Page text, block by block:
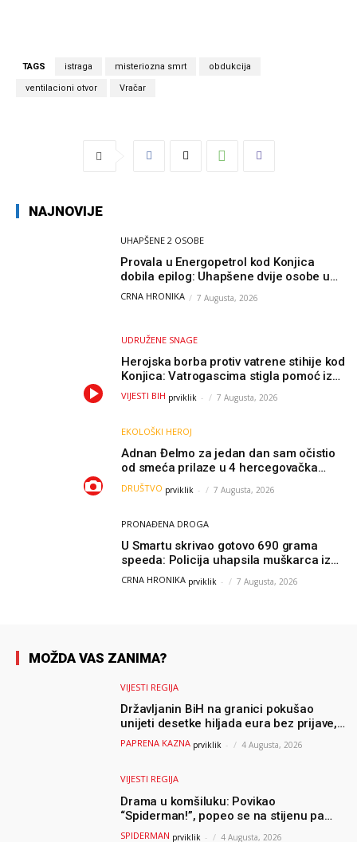
TAGS istraga misteriozna smrt obdukcija
ventilacioni otvor Vračar
NAJNOVIJE
UHAPŠENE 2 OSOBE
Provala u Energopetrol kod Konjica
dobila epilog: Uhapšene dvije osobe u
Čapljini i Jablanici
CRNA HRONIKA 7 Augusta, 2026
UDRUŽENE SNAGE
Herojska borba protiv vatrene stihije kod
Konjica: Vatrogascima stigla pomoć iz
Sarajeva, helikopteri i Air Tractori
udružili snage
VIJESTI BIH prviklik - 7 Augusta, 2026
EKOLOŠKI HEROJ
Adnan Đelmo za jedan dan sam očistio
od smeća prilaze u 4 hercegovačka
grada: “Danas nisam čistio samo smeće,
čistio sam sliku o nama”
DRUŠTVO prviklik - 7 Augusta, 2026
PRONAĐENA DROGA
U Smartu skrivao gotovo 690 grama
speeda: Policija uhapsila muškarca iz
Hercegovine
CRNA HRONIKA prviklik - 7 Augusta, 2026
MOŽDA VAS ZANIMA?
VIJESTI REGIJA
Državljanin BiH na granici pokušao
unijeti desetke hiljada eura bez prijave,
uslijedila “paprena” kazna
PAPRENA KAZNA prviklik - 4 Augusta, 2026
VIJESTI REGIJA
Drama u komšiluku: Povikao
“Spiderman!”, popeo se na stijenu pa
ostao zarobljen
SPIDERMAN prviklik - 4 Augusta, 2026